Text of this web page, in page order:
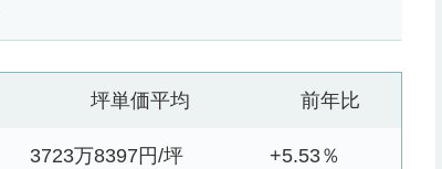
坪単価平均 前年比
3723万8397円/坪 +5.53％